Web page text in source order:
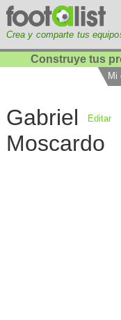
Crea y comparte tus
Construye tus
Mi
Gabriel
Moscardo
Editar